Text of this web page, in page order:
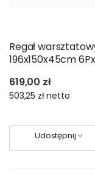
Regał
196x150x45cm
619,00 zł
503,25 złnetto
Udostępnij